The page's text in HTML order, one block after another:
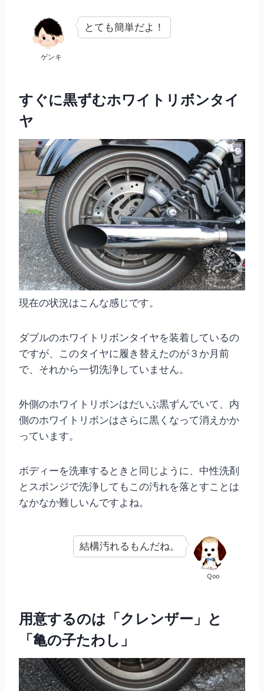
ゲンキ
とても簡単だよ！
すぐに黒ずむホワイトリボンタイ
ヤ
現在の状況はこんな感じです。
ダブルのホワイトリボンタイヤを装着しているの
ですが、このタイヤに履き替えたのが３か月前
で、それから一切洗浄していません。
外側のホワイトリボンはだいぶ黒ずんでいて、内
側のホワイトリボンはさらに黒くなって消えかか
っています。
ボディーを洗車するときと同じように、中性洗剤
とスポンジで洗浄してもこの汚れを落とすことは
なかなか難しいんですよね。
Qoo
結構汚れるもんだね。
用意するのは「クレンザー」と
「亀の子たわし」